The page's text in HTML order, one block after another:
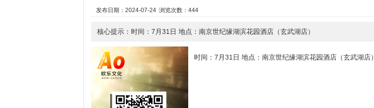
发布日期：2024-07-24 浏览次数： 444
核心提示：时间：7月31日 地点：南京世纪缘湖滨花园酒店（玄武湖店）
时间：7月31日 地点：南京世纪缘湖滨花园酒店（玄武湖店）